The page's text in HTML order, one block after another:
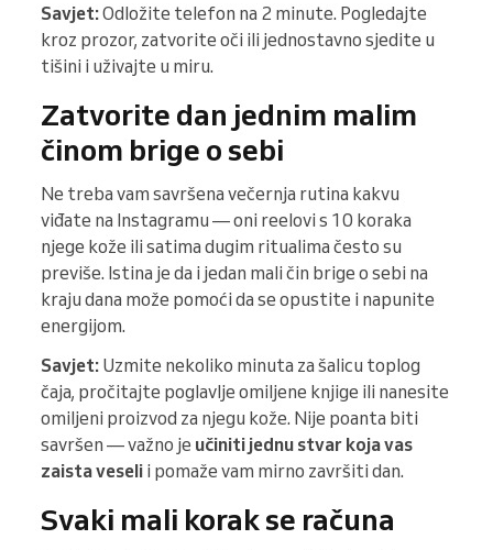
Savjet:Odložite telefon na 2 minute. Pogledajte
kroz prozor, zatvorite oči ili jednostavno sjedite u
tišini i uživajte u miru.
Zatvorite dan jednim malim
činom brige o sebi
Ne treba vam savršena večernja rutina kakvu
viđate na Instagramu — oni reelovi s 10 koraka
njege kože ili satima dugim ritualima često su
previše. Istina je da i jedan mali čin brige o sebi na
kraju dana može pomoći da se opustite i napunite
energijom.
Savjet: Uzmite nekoliko minuta za šalicu toplog
čaja, pročitajte poglavlje omiljene knjige ili nanesite
omiljeni proizvod za njegu kože. Nije poanta biti
savršen — važno je učiniti jednu stvar koja vas
zaista veseli i pomaže vam mirno završiti dan.
Svaki mali korak se računa